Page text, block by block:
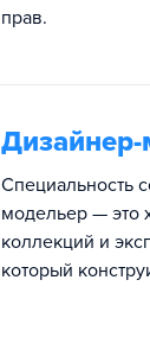
прав.
Специальность
модельер — это
коллекций и
который